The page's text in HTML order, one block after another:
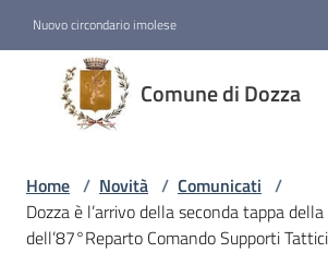
Nuovo circondario imolese
Comune di Dozza
Comune
di
Dozza
Amministrazione
Home / Novità / Comunicati /
Dozza è l’arrivo della seconda tappa
dell’87°Reparto Comando Supporti